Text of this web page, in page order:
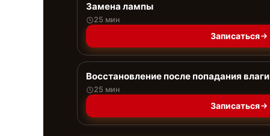
Замена лампы
25 мин
Записаться
Восстановление после попадания влаги
25 мин
Записаться